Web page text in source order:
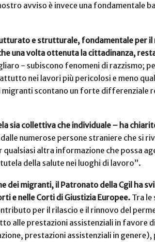
avviso è invece una fondamentale
e strutturale, fondamentale per il
una volta ottenuta la cittadinanza,
- subiscono fenomeni di razzismo;
nei lavori più pericolosi e meno
scontano un forte differenziale
sia collettiva che individuale – ha
numerose persone straniere che si
altra informazione che possa
della salute nei luoghi di lavoro”.
dei migranti, il Patronato della Cgil ha
e nelle Corti di Giustizia Europee. Tra
per il rilascio e il rinnovo del
alle prestazioni assistenziali in favore
prestazioni assistenziali in